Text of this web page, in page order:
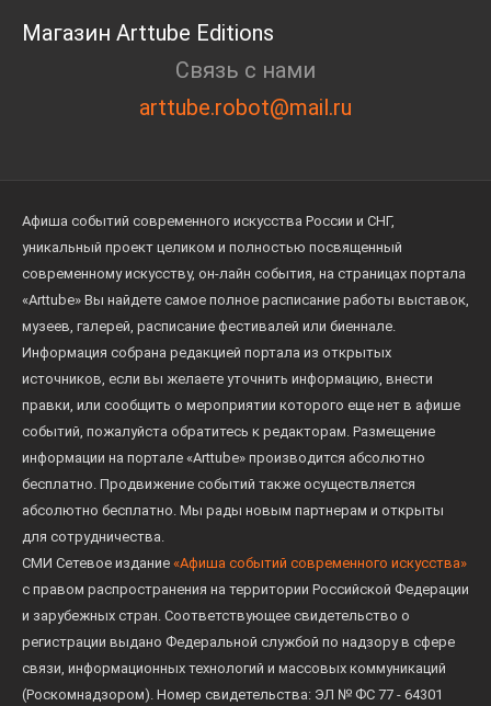
Магазин Arttube Editions
Связь с нами
arttube.robot@mail.ru
Афиша событий современного искусства России и СНГ,
уникальный проект целиком и полностью посвященный
современному искусству, он-лайн события, на страницах портала
«Arttube» Вы найдете самое полное расписание работы выставок,
музеев, галерей, расписание фестивалей или биеннале.
Информация собрана редакцией портала из открытых
источников, если вы желаете уточнить информацию, внести
правки, или сообщить о мероприятии которого еще нет в афише
событий, пожалуйста обратитесь к редакторам. Размещение
информации на портале «Arttube» производится абсолютно
бесплатно. Продвижение событий также осуществляется
абсолютно бесплатно. Мы рады новым партнерам и открыты
для сотрудничества.
СМИ Сетевое издание «Афиша событий современного искусства»
с правом распространения на территории Российской Федерации
и зарубежных стран. Соответствующее свидетельство о
регистрации выдано Федеральной службой по надзору в сфере
связи, информационных технологий и массовых коммуникаций
(Роскомнадзором). Номер свидетельства: ЭЛ № ФС 77 - 64301